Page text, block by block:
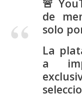
🚨
de
solo
La
a